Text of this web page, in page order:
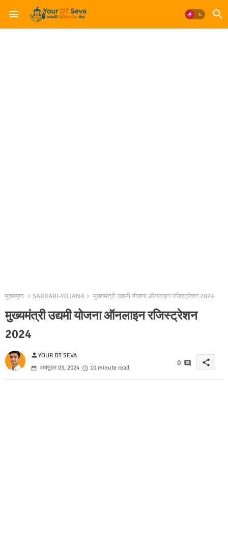
मुख्यपृष्ठ SARKARI-YOJANA मुख्यमंत्री उद्यमी योजना ऑनलाइन रजिस्ट्रेशन 2024
मुख्यमंत्री उद्यमी योजना ऑनलाइन रजिस्ट्रेशन
2024
personYOUR DT SEVA
अक्टूबर 03, 2024
10 minute read
0 share